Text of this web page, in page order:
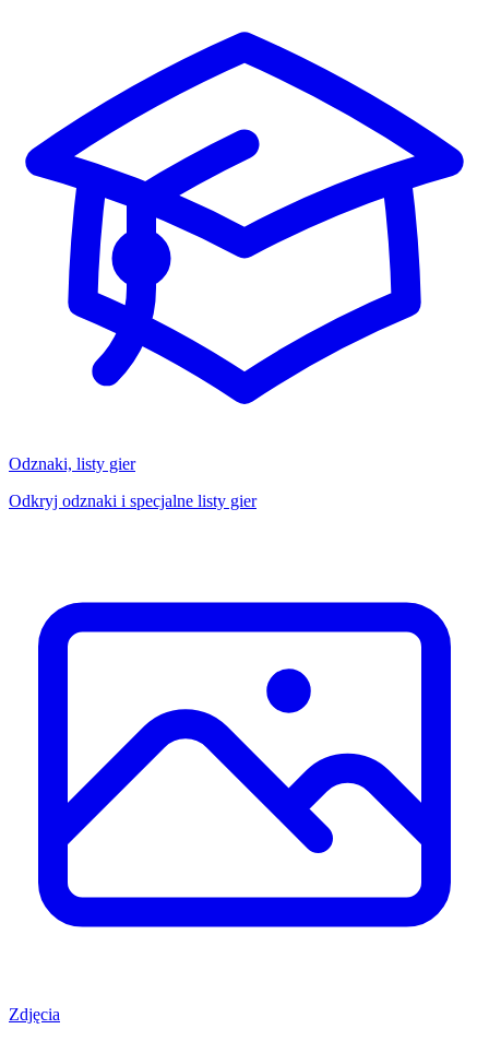
Odznaki, listy gier
Odkryj odznaki i specjalne listy gier
Zdjęcia